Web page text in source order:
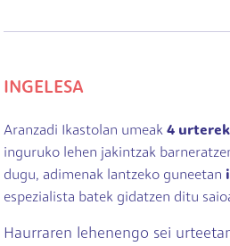
INGELESA
Aranzadi Ikastolan umeak 4
inguruko lehen jakintzak
dugu, adimenak lantzeko guneetan
espezialista batek gidatzen ditu
Haurraren lehenengo sei